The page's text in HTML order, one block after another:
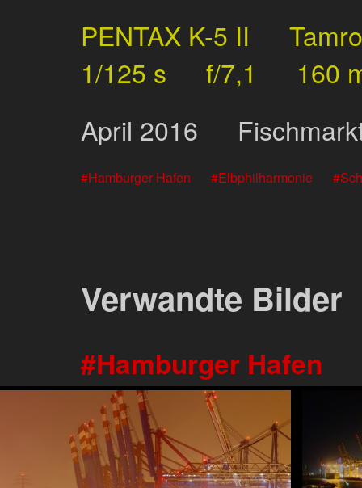
PENTAX K-5 II
1/125 s
f/7,1
160
April 2016
Hamburger Hafen Elbphilharmonie
Verwandte Bilder
Hamburger Hafen